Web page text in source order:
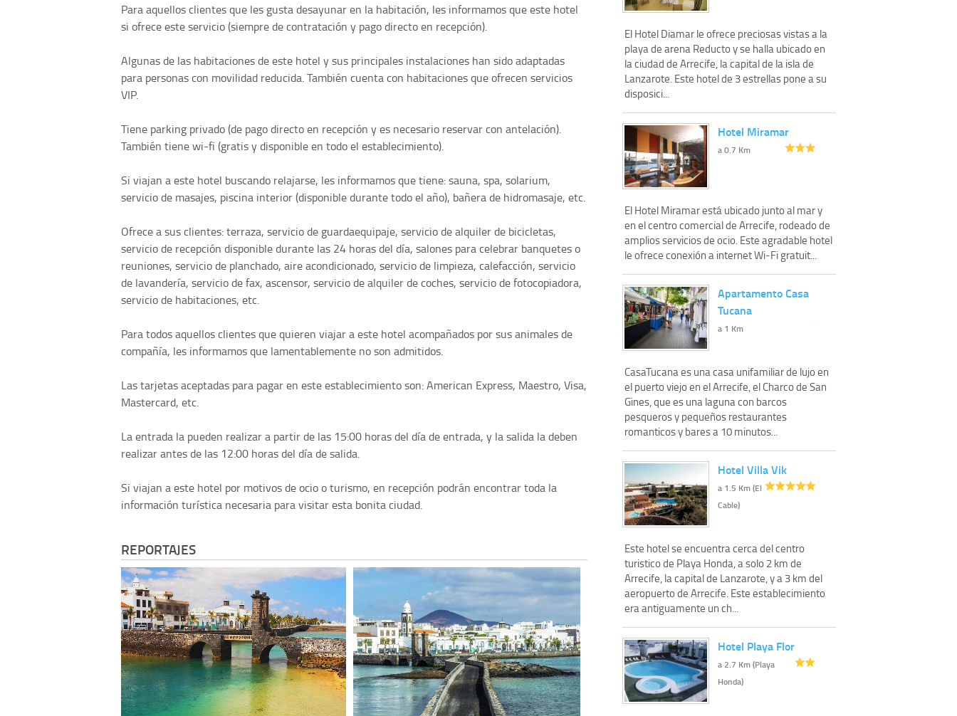
Para aquellos clientes que les gusta desayunar en la habitación, les informamos que este hotel
si ofrece este servicio (siempre de contratación y pago directo en recepción).
Algunas de las habitaciones de este hotel y sus principales instalaciones han sido adaptadas
para personas con movilidad reducida. También cuenta con habitaciones que ofrecen servicios
VIP.
Tiene parking privado (de pago directo en recepción y es necesario reservar con antelación).
También tiene wi-fi (gratis y disponible en todo el establecimiento).
Si viajan a este hotel buscando relajarse, les informamos que tiene: sauna, spa, solarium,
servicio de masajes, piscina interior (disponible durante todo el año), bañera de hidromasaje, etc.
Ofrece a sus clientes: terraza, servicio de guardaequipaje, servicio de alquiler de bicicletas,
servicio de recepción disponible durante las 24 horas del día, salones para celebrar banquetes o
reuniones, servicio de planchado, aire acondicionado, servicio de limpieza, calefacción, servicio
de lavandería, servicio de fax, ascensor, servicio de alquiler de coches, servicio de fotocopiadora,
servicio de habitaciones, etc.
Para todos aquellos clientes que quieren viajar a este hotel acompañados por sus animales de
compañía, les informamos que lamentablemente no son admitidos.
Las tarjetas aceptadas para pagar en este establecimiento son: American Express, Maestro, Visa,
Mastercard, etc.
La entrada la pueden realizar a partir de las 15:00 horas del día de entrada, y la salida la deben
realizar antes de las 12:00 horas del día de salida.
Si viajan a este hotel por motivos de ocio o turismo, en recepción podrán encontrar toda la
información turística necesaria para visitar esta bonita ciudad.
REPORTAJES
El Hotel Diamar le ofrece preciosas vistas a la
playa de arena Reducto y se halla ubicado en
la ciudad de Arrecife, la capital de la isla de
Lanzarote. Este hotel de 3 estrellas pone a su
disposici...
Hotel Miramar
a 0.7 Km
El Hotel Miramar está ubicado junto al mar y
en el centro comercial de Arrecife, rodeado de
amplios servicios de ocio. Este agradable hotel
le ofrece conexión a internet Wi-Fi gratuit...
Apartamento Casa
Tucana
a 1 Km
CasaTucana es una casa unifamiliar de lujo en
el puerto viejo en el Arrecife, el Charco de San
Gines, que es una laguna con barcos
pesqueros y pequeños restaurantes
romanticos y bares a 10 minutos...
Hotel Villa Vik
a 1.5 Km (El
Cable)
Este hotel se encuentra cerca del centro
turistico de Playa Honda, a solo 2 km de
Arrecife, la capital de Lanzarote, y a 3 km del
aeropuerto de Arrecife. Este establecimiento
era antiguamente un ch...
Hotel Playa Flor
a 2.7 Km (Playa
Honda)